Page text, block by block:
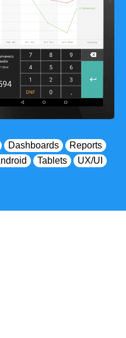
Dashboards
Reports
Tablets UX/UI